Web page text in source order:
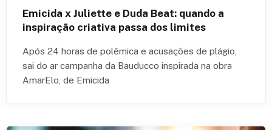
Emicida x Juliette e Duda Beat: quando a
inspiração criativa passa dos limites
Após 24 horas de polêmica e acusações de plágio,
sai do ar campanha da Bauducco inspirada na obra
AmarElo, de Emicida